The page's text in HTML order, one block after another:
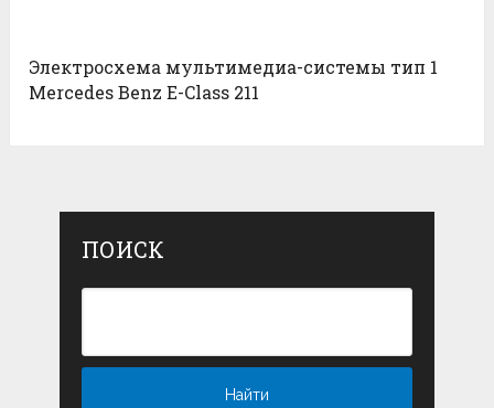
Электросхема мультимедиа-системы тип 1
Mercedes Benz E-Class 211
ПОИСК